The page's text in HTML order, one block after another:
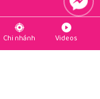
Chi nhánh Videos